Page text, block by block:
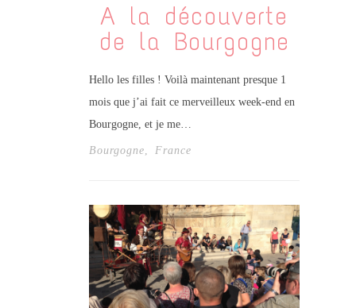
A la découverte
de la Bourgogne
Hello les filles ! Voilà maintenant presque 1
mois que j’ai fait ce merveilleux week-end en
Bourgogne, et je me…
Bourgogne France